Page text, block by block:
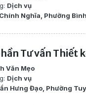
Dịch vụ
Nghĩa, Phường
Tư vấn Thiết
Văn Mẹo
Dịch vụ
Hưng Đạo, Phường